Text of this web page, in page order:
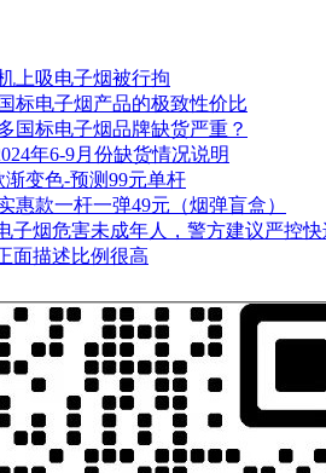
上吸电子烟被行拘
标电子烟产品的极致性价比
国标电子烟品牌缺货严重？
年6-9月份缺货情况说明
变色-预测99元单杆
惠款一杆一弹49元（烟弹盲盒）
子烟危害未成年人，警方建议严控
面描述比例很高